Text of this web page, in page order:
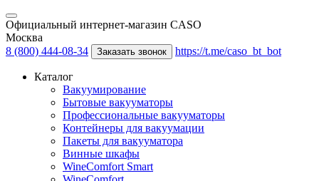
Официальный интернет-магазин CASO
Москва
8 (800) 444-08-34
Заказать звонок https://t.me/caso_bt_bot
Каталог
Вакуумирование
Бытовые вакууматоры
Профессиональные вакууматоры
Контейнеры для вакуумации
Пакеты для вакууматора
Винные шкафы
WineComfort Smart